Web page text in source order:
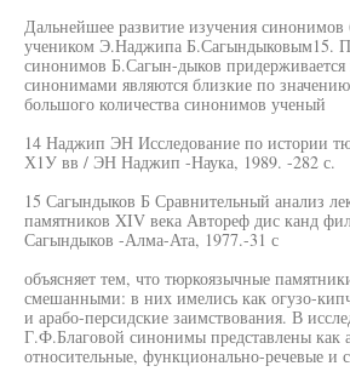
Дальнейшее развитие изучения
учеником Э.Наджипа Б.Сагындыковым15.
синонимов Б.Сагын-дыков
синонимами являются близкие по
большого количества синонимов ученый
14 Наджип ЭН Исследование по истории
Х1У вв / ЭН Наджип -Наука, 1989. -282 с.
15 Сагындыков Б Сравнительный анализ
памятников XIV века Автореф дис канд
Сагындыков -Алма-Ата, 1977.-31 с
объясняет тем, что тюркоязычные
смешанными: в них имелись как огузо-
и арабо-персидские заимствования. В
Г.Ф.Благовой синонимы представлены как
относительные, функционально-речевые и